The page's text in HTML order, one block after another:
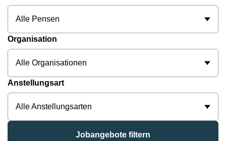
Alle Pensen
Organisation
Alle Organisationen
Anstellungsart
Alle Anstellungsarten
Jobangebote filtern